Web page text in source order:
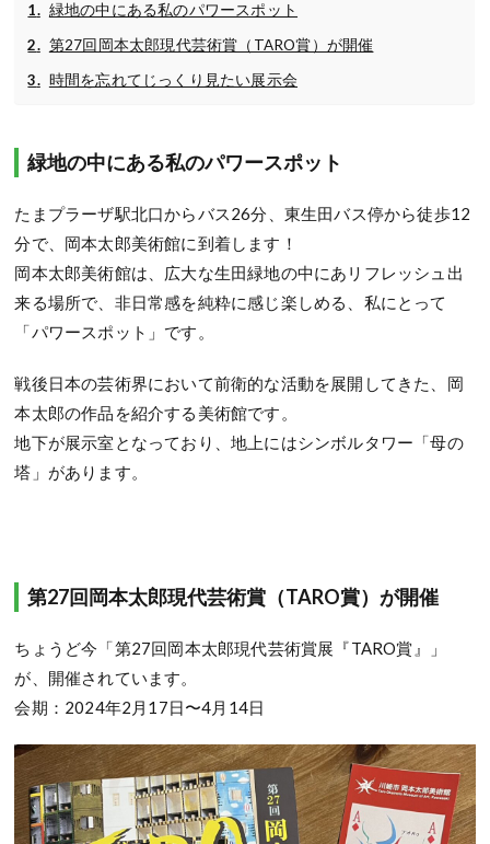
緑地の中にある私のパワースポット
第27回岡本太郎現代芸術賞（TARO賞）が開催
時間を忘れてじっくり見たい展示会
緑地の中にある私のパワースポット
たまプラーザ駅北口からバス26分、東生田バス停から徒歩12
分で、岡本太郎美術館に到着します！
岡本太郎美術館は、広大な生田緑地の中にあリフレッシュ出
来る場所で、非日常感を純粋に感じ楽しめる、私にとって
「パワースポット」です。
戦後日本の芸術界において前衛的な活動を展開してきた、岡
本太郎の作品を紹介する美術館です。
地下が展示室となっており、地上にはシンボルタワー「母の
塔」があります。
第27回岡本太郎現代芸術賞（TARO賞）が開催
ちょうど今「第27回岡本太郎現代芸術賞展『TARO賞』」
が、開催されています。
会期：2024年2月17日〜4月14日